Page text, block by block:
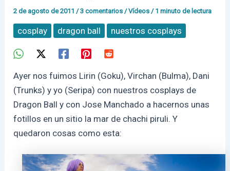
2 de agosto de 2011/3 comentarios /Vídeos / 1 minuto de lectura
cosplay dragon ball nuestros cosplays
Ayer nos fuimos Lirin (Goku), Virchan (Bulma), Dani
(Trunks) y yo (Seripa) con nuestros cosplays de
Dragon Ball y con Jose Manchado a hacernos unas
fotillos en un sitio la mar de chachi piruli. Y
quedaron cosas como esta: